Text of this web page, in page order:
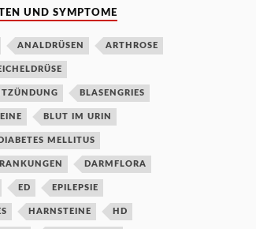
UND SYMPTOME
ANALDRÜSEN ARTHROSE
BLASENGRIES
BLUT IM URIN
MELLITUS
DARMFLORA
ED EPILEPSIE
HARNSTEINE HD